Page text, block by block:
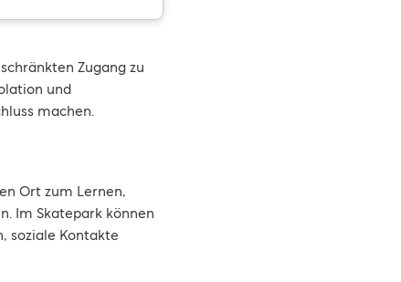
Zugang zu
und
machen.
Ort zum Lernen,
Im Skatepark können
soziale Kontakte